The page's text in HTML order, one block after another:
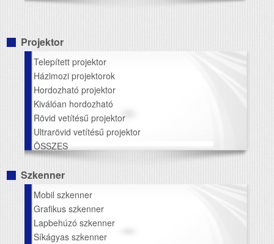
Projektor
Telepített projektor
Házimozi projektorok
Hordozható projektor
Kiválóan hordozható
Rövid vetítésű projektor
Ultrarövid vetítésű projektor
ÖSSZES
Szkenner
Mobil szkenner
Grafikus szkenner
Lapbehúzó szkenner
Síkágyas szkenner